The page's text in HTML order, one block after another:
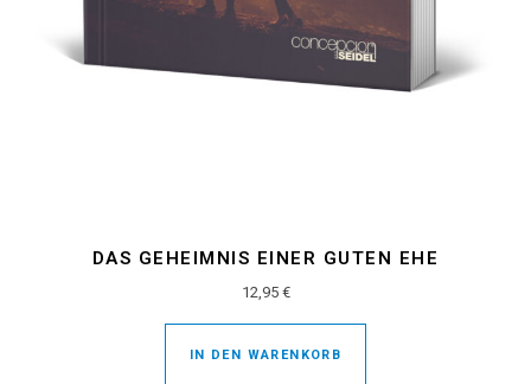
DAS GEHEIMNIS EINER GUTEN EHE
12,95 €
IN DEN WARENKORB